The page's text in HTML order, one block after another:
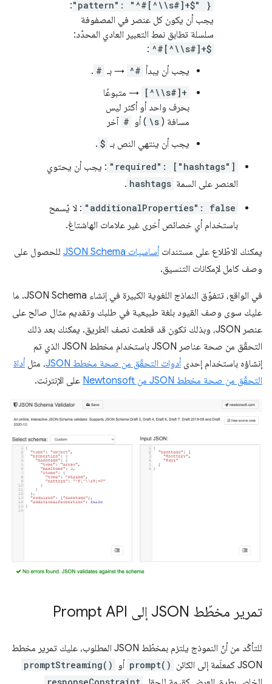
"pattern": "^#[^\\s#]+$" }
:
يجب أن يكون كل عنصر في المصفوفة
سلسلة تطابق نمط التعبير العادي المحدّد:
^#[^\\s#]+$
:
يجب أن يبدأ ^# → بـ #
.
[^\\s#]+ → متبوعًا
بحرف واحد أو أكثر ليس
مسافة ( \s ) أو # آخر
يجب أن ينتهي النص بـ $
.
"required": ["hashtags"] : يجب أن يحتوي
العنصر على السمة hashtags
.
"additionalProperties": false : لا يُسمح
باستخدام أي خصائص أخرى غير علامات الهاشتاغ.
يمكنك الاطّلاع على مستندات أساسيات JSON Schema
للحصول على
وصف كامل لإمكانات التنسيق.
في الواقع، تتفوّق النماذج اللغوية الكبيرة في إنشاء JSON Schema. ما
عليك سوى وصف القيود بلغة طبيعية في طلبك وتقديم مثال صالح على
عنصر JSON، وبذلك تكون قد قطعت نصف الطريق. يمكنك بعد ذلك
التحقّق من صحة عناصر JSON باستخدام مخطط JSON الذي تم
إنشاؤه باستخدام إحدى أدوات التحقّق من صحة مخطط JSON ، مثل أداة
التحقّق من صحة مخطط JSON من Newtonsoft
على الإنترنت.
تمرير مخطّط JSON إلى Prompt API
للتأكّد من أنّ النموذج يلتزم بمخطّط JSON المطلوب، عليك تمرير مخطط
JSON كمعلَمة إلى الكائن
prompt() أو promptStreaming()